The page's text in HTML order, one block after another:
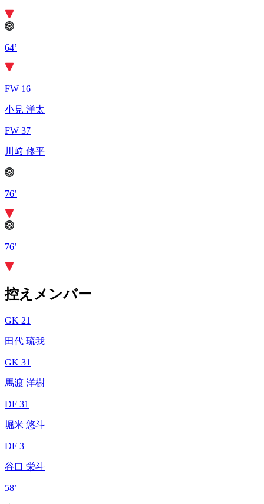
64’
FW 16
小見 洋太
FW 37
川﨑 修平
76’
76’
控えメンバー
GK 21
田代 琉我
GK 31
馬渡 洋樹
DF 31
堀米 悠斗
DF 3
谷口 栄斗
58’